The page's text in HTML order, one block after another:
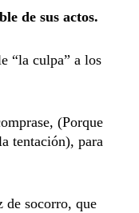
de sus actos.
“la culpa” a los
(Porque
tentación), para
de socorro, que